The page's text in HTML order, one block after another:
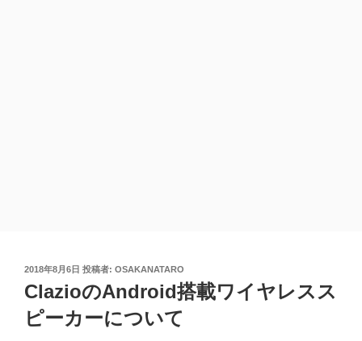
投
稿
日:
2018年8月6日 投稿者: OSAKANATARO
ClazioのAndroid搭載ワイヤレスス
ピーカーについて